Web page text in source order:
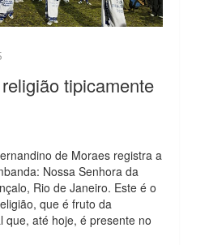
tipicamente
de Moraes registra a
Nossa Senhora da
Rio de Janeiro. Este é o
que é fruto da
que, até hoje, é presente no